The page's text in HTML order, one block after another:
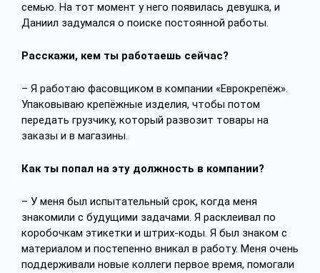
семью. На тот момент у него появилась девушка, и
Даниил задумался о поиске постоянной работы.
Расскажи, кем ты работаешь сейчас?
– Я работаю фасовщиком в компании «Еврокрепёж».
Упаковываю крепёжные изделия, чтобы потом
передать грузчику, который развозит товары на
заказы и в магазины.
Как ты попал на эту должность в компании?
– У меня был испытательный срок, когда меня
знакомили с будущими задачами. Я расклеивал по
коробочкам этикетки и штрих-коды. Я был знаком с
материалом и постепенно вникал в работу. Меня очень
поддерживали новые коллеги первое время, помогали